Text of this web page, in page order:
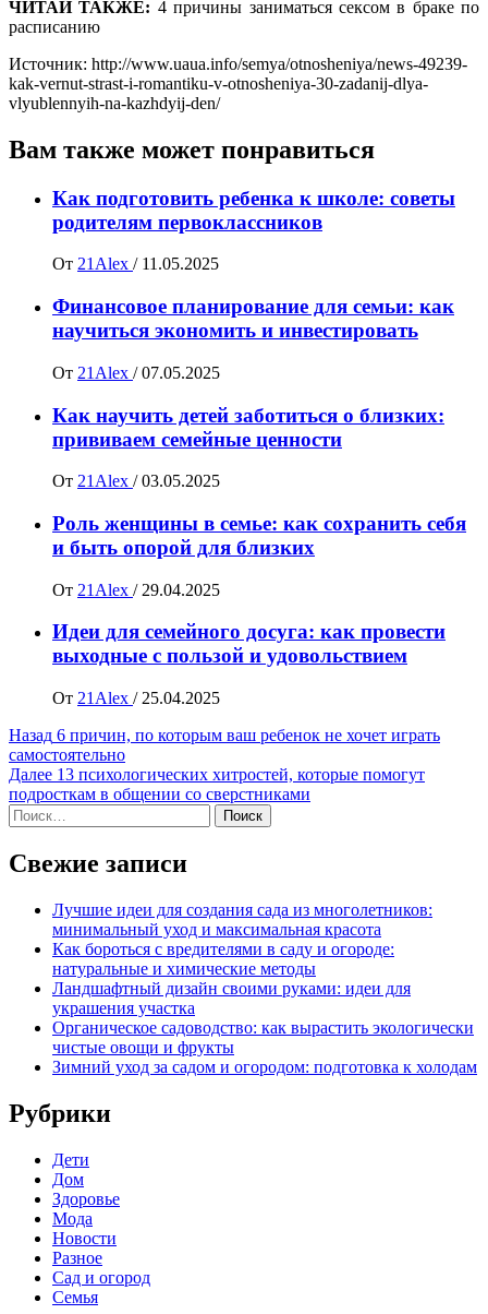
ЧИТАЙ ТАКЖЕ: 4 причины заниматься сексом в браке по
расписанию
Источник: http://www.uaua.info/semya/otnosheniya/news-49239-
kak-vernut-strast-i-romantiku-v-otnosheniya-30-zadanij-dlya-
vlyublennyih-na-kazhdyij-den/
Вам также может понравиться
Как подготовить ребенка к школе: советы
родителям первоклассников
От 21Alex / 11.05.2025
Финансовое планирование для семьи: как
научиться экономить и инвестировать
От 21Alex / 07.05.2025
Как научить детей заботиться о близких:
прививаем семейные ценности
От 21Alex / 03.05.2025
Роль женщины в семье: как сохранить себя
и быть опорой для близких
От 21Alex / 29.04.2025
Идеи для семейного досуга: как провести
выходные с пользой и удовольствием
От 21Alex / 25.04.2025
Навигация
записи
Назад 6 причин, по которым ваш ребенок не хочет играть
самостоятельно
Далее 13 психологических хитростей, которые помогут
подросткам в общении со сверстниками
Найти:
Свежие записи
Лучшие идеи для создания сада из многолетников:
минимальный уход и максимальная красота
Как бороться с вредителями в саду и огороде:
натуральные и химические методы
Ландшафтный дизайн своими руками: идеи для
украшения участка
Органическое садоводство: как вырастить экологически
чистые овощи и фрукты
Зимний уход за садом и огородом: подготовка к холодам
Рубрики
Дети
Дом
Здоровье
Мода
Новости
Разное
Сад и огород
Семья